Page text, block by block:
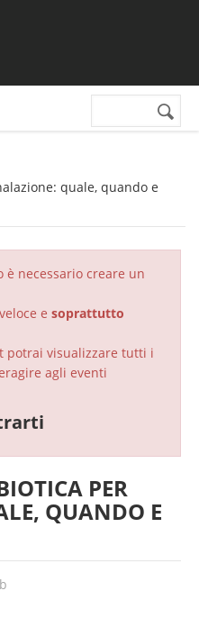
Form di
Cerca nel sito
quale, quando e
necessario creare un
e soprattutto
potrai visualizzare tutti i
agli eventi
PER
QUANDO E